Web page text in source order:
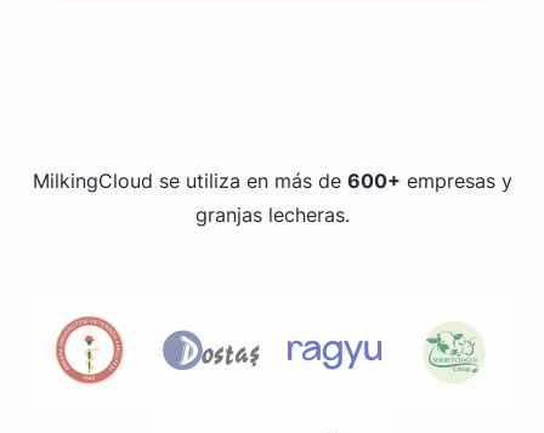
MilkingCloud se utiliza en más de 600+ empresas y
granjas lecheras.